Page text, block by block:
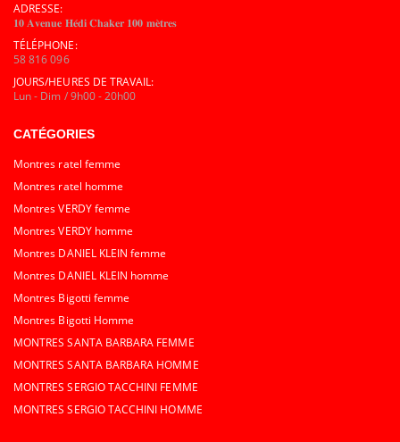
ADRESSE:
𝟏𝟎 𝐀𝐯𝐞𝐧𝐮𝐞 𝐇𝐞́𝐝𝐢 𝐂𝐡𝐚𝐤𝐞𝐫 𝟏𝟎𝟎 𝐦𝐞̀𝐭𝐫𝐞𝐬
TÉLÉPHONE:
58 816 096
JOURS/HEURES DE TRAVAIL:
Lun - Dim / 9h00 - 20h00
CATÉGORIES
Montres ratel femme
Montres ratel homme
Montres VERDY femme
Montres VERDY homme
Montres DANIEL KLEIN femme
Montres DANIEL KLEIN homme
Montres Bigotti femme
Montres Bigotti Homme
MONTRES SANTA BARBARA FEMME
MONTRES SANTA BARBARA HOMME
MONTRES SERGIO TACCHINI FEMME
MONTRES SERGIO TACCHINI HOMME